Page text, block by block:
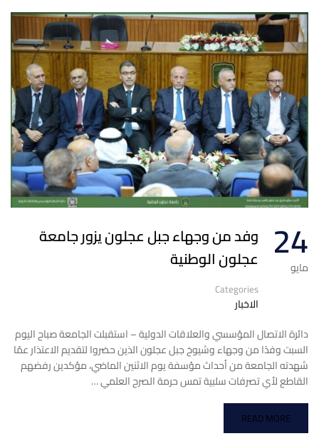
24
مايو
وفد من وجهاء جبل عجلون يزور جامعة
عجلون الوطنية
Categories
الاخبار
دائرة الاتصال المؤسسي والعلاقات الدولية – استقبلت الجامعة صباح اليوم
السبت وفدًا من وجهاء وشيوخ جبل عجلون الذين حضروا لتقديم الاعتذار عمّا
شهدته الجامعة من أحداث مؤسفة يوم الاثنين الماضي، مؤكدين رفضهم
القاطع لأي تصرفات سلبية تمس حرمة الصرح العلمي …
READ MORE